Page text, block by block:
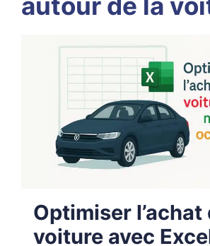
Optimiser l’achat
voiture avec